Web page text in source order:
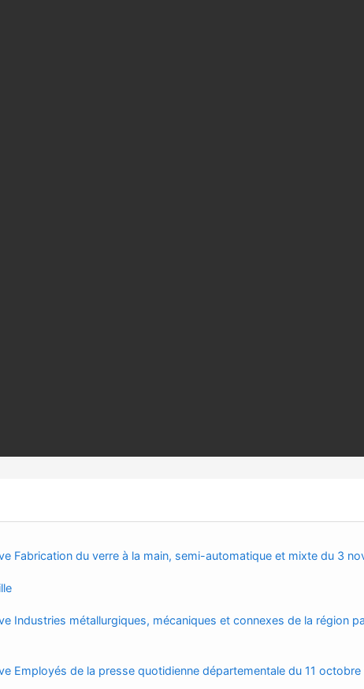
Fabrication du verre à la main, semi-automatique et mixte du 3
Industries métallurgiques, mécaniques et connexes de la région
Employés de la presse quotidienne départementale du 11